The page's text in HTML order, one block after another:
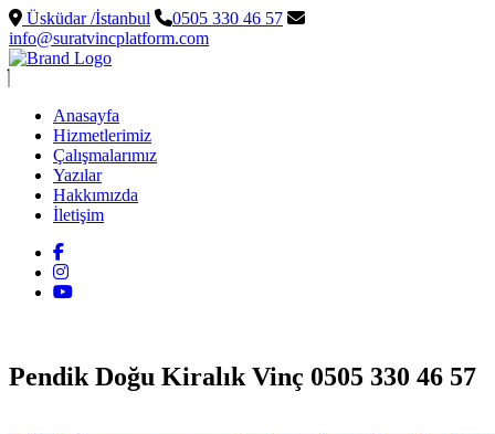
Üsküdar /İstanbul
0505 330 46 57
info@suratvincplatform.com
Anasayfa
Hizmetlerimiz
Çalışmalarımız
Yazılar
Hakkımızda
İletişim
Pendik Doğu Kiralık Vinç 0505 330 46 57